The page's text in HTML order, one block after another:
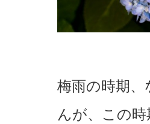
梅雨の時期
んが、この